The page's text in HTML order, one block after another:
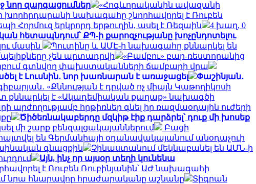
նոր զարգացումներ
«Հոգևորականին ավազանի
խորհրդարանի նախագահը շնորհավորել է Ռուբեն
Հորմուզ երկրորդ երթուղին, ասել է Ռեզաին
4 խաղ, 0
հետապնդում՝ ՔՊ-ի քարոզչությանը խոչընդոտելու
մասին
Պուտինը և ԱՄԷ-ի նախագահը քննարկել են
չեն արտադրվի
«Բամբու» բար-ռեստորանից
գտնվող փախստականների ճամբարի վրա
է Լուսնին․ նոր խառնարան է առաջացել
Փաշինյան․
«Քննության է դրված ոչ միայն Կաթողիկոսի
քննարկել է «Ակադեմիական քաղաք» նախագծի
արժողությամբ հրթիռներ գնել իր ռազմաօդային ուժերի
Ծիծեռնակաբերդը մզկիթ էիք դարձրել՝ դուք մի խոսեք
մի շարք բենզալցակայաններում
Բացի
են Գերմանիայի օդանավակայանում անօդաչուի
գնացքին
Չինաստանում մեկնաբանել են ԱՄՆ-ի
Այն, ինչ որ այսօր տեղի կունենա
է Ռուբեն Ռուբինյանին՝ ԱԺ նախագահի
նրա հնարավոր հրաժարականը աշնանը
Տիգրան